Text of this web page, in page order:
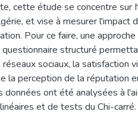
cette étude se concentre sur
et vise à mesurer l'impact
Pour ce faire, une
structuré
sociaux, la satisfaction
la perception de la réputation
données ont été analysées à
et de tests du Chi-carré.